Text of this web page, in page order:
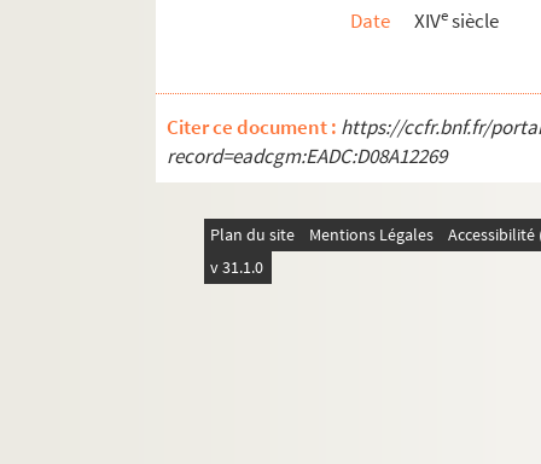
Date
XIVesiècle
Citer ce document : https://ccfr.bnf.fr/
record=eadcgm:EADC:D08A12269
Plan du site Mentions Légales
v 31.1.0